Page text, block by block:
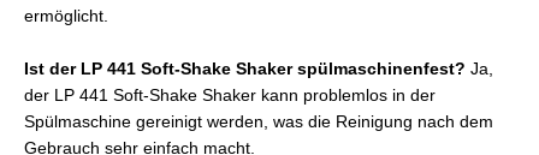
ermöglicht.
Ist der LP 441 Soft-Shake Shaker spülmaschinenfest? Ja,
der LP 441 Soft-Shake Shaker kann problemlos in der
Spülmaschine gereinigt werden, was die Reinigung nach dem
Gebrauch sehr einfach macht.